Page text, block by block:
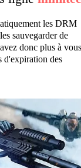
les DRM
sauvegarder de
donc plus à vous
d'expiration des